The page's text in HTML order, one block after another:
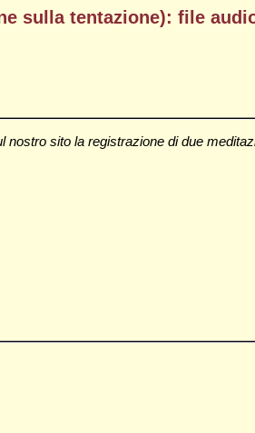
sulla tentazione): file
sito la registrazione di due